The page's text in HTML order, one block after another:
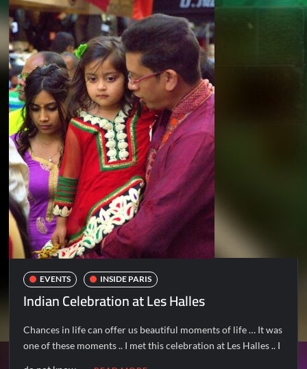
EVENTS INSIDE PARIS
Indian Celebration at Les Halles
Chances in life can offer us beautiful moments of life … It was
one of these moments .. I met this celebration at Les Halles .. I